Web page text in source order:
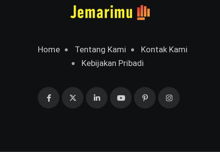
Home Tentang Kami
Kontak Kami
Kebijakan Pribadi